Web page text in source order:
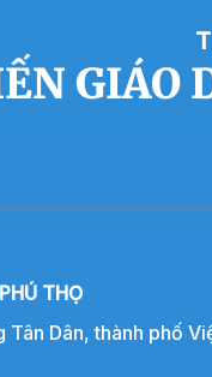
GIÁO
THỌ
Dân, thành phố